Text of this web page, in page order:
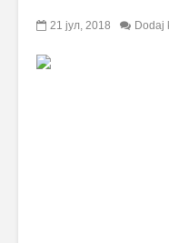
21 јул, 2018 Dodaj